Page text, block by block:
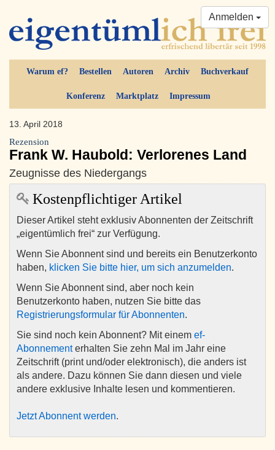
Warum ef? Bestellen Autoren Archiv Buchverkauf
Konferenz Marktplatz Impressum
Anmelden
13. April 2018
Rezension
Frank W. Haubold: Verlorenes Land
Zeugnisse des Niedergangs
Kostenpflichtiger Artikel
Dieser Artikel steht exklusiv Abonnenten der Zeitschrift
„eigentümlich frei“ zur Verfügung.
Wenn Sie Abonnent sind und bereits ein Benutzerkonto
haben, klicken Sie bitte hier, um sich anzumelden.
Wenn Sie Abonnent sind, aber noch kein
Benutzerkonto haben, nutzen Sie bitte das
Registrierungsformular für Abonnenten.
Sie sind noch kein Abonnent? Mit einem ef-
Abonnementerhalten Sie zehn Mal im Jahr eine
Zeitschrift (print und/oder elektronisch), die anders ist
als andere. Dazu können Sie dann diesen und viele
andere exklusive Inhalte lesen und kommentieren.
Jetzt Abonnent werden.